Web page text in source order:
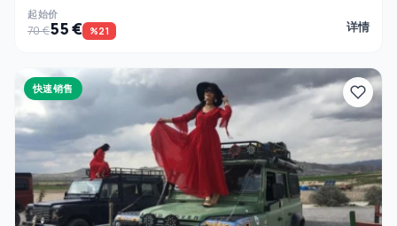
起始价
70 €55 € %21 详情
快速销售